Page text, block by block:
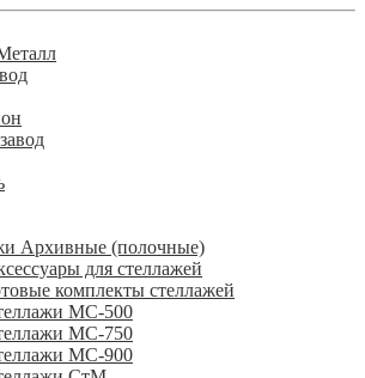
Архивные (полочные)
для стеллажей
комплекты стеллажей
МС-500
МС-750
МС-900